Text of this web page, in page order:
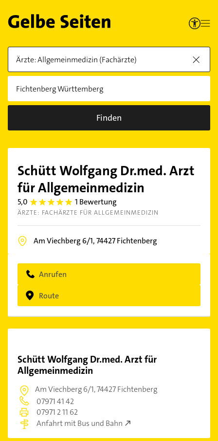
Finden
Schütt Wolfgang Dr.med. Arzt
für Allgemeinmedizin
5,0 5.0 1 Bewertung
ÄRZTE: FACHÄRZTE FÜR ALLGEMEINMEDIZIN
Am Viechberg 6/1,74427Fichtenberg
Anrufen
Route
Schütt Wolfgang Dr.med. Arzt für
Allgemeinmedizin
Am Viechberg 6/1,74427 Fichtenberg
07971 41 42
07971 2 11 62
Anfahrt mit Bus und Bahn